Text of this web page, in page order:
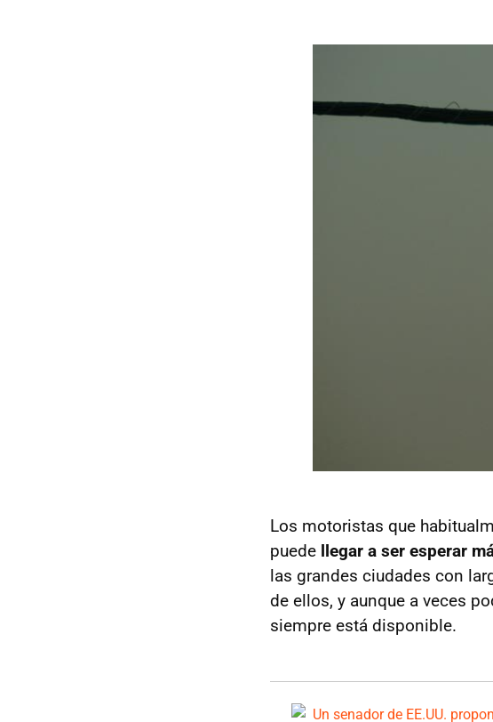
Los motoristas que
puede llegar a ser esperar
las grandes ciudades con
de ellos, y aunque a veces
siempre está disponible.